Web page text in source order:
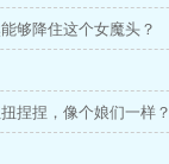
够降住这个女魔头？
捏捏，像个娘们一样？